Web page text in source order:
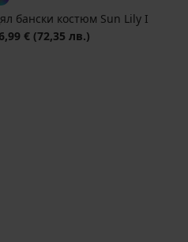
бански костюм Sun Lily I
€ (72,35 лв.)